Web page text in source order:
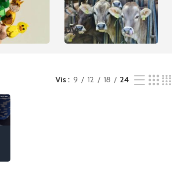
Dyr
Vis 9 12 18 24